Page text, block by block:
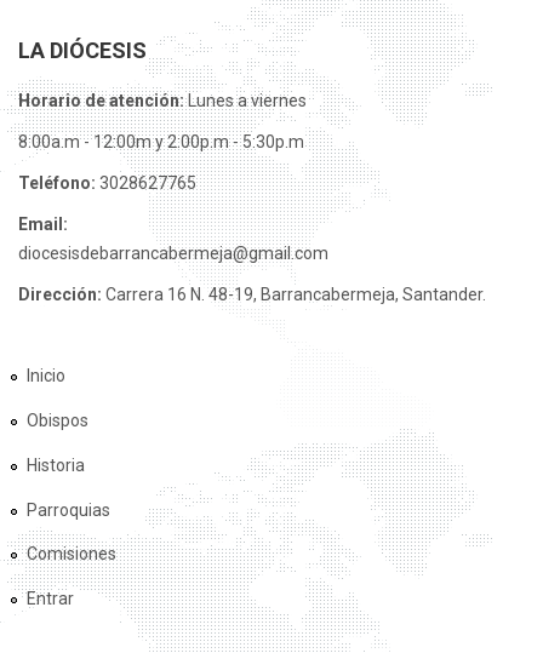
LA DIÓCESIS
Horario de atención:Lunes a viernes
8:00a.m - 12:00m y 2:00p.m - 5:30p.m
Teléfono: 3028627765
Email:
diocesisdebarrancabermeja@gmail.com
Dirección: Carrera 16 N. 48-19, Barrancabermeja, Santander.
Inicio
Obispos
Historia
Parroquias
Comisiones
Entrar